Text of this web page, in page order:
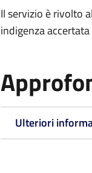
Il servizio è rivolto
indigenza
Ulteriori